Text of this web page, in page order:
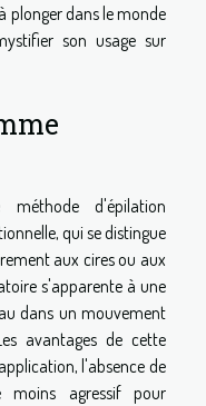
plonger dans le monde
son usage sur
d'épilation
qui se distingue
aux cires ou aux
s'apparente à une
dans un mouvement
avantages de cette
l'absence de
moins agressif pour